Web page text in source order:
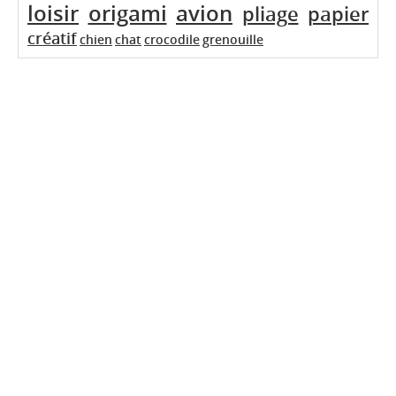
loisir origami avion pliage papier
créatifchien chatcrocodilegrenouille